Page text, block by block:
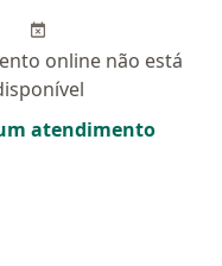
online não está
atendimento